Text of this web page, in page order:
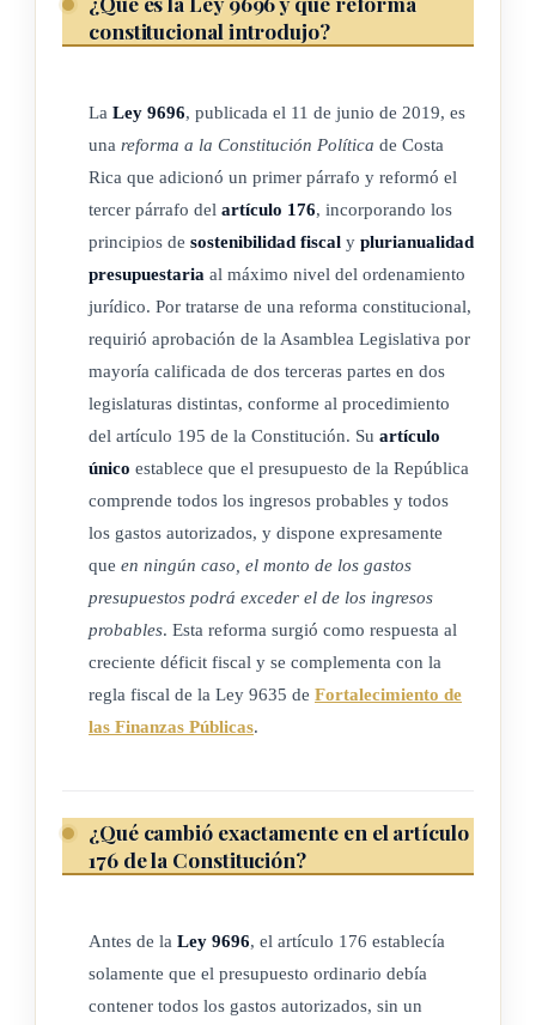
La Administración Pública, en sentido amplio, observará las
reglas anteriores para dictar sus presupuestos.
El presupuesto de la República se emitirá para el término de
un año, del primero de enero al treinta y uno de diciembre.
Rige a partir de su publicación.
Dado en la Presidencia de la República.- San José, a los once
días del mes de junio del año dos mil diecinueve.
constitucional introdujo?
La Ley 9696, publicada el 11 de junio de 2019, es
una reforma a la Constitución Política de Costa
Rica que adicionó un primer párrafo y reformó el
tercer párrafo del artículo 176, incorporando los
principios de sostenibilidad fiscal y plurianualidad
presupuestaria al máximo nivel del ordenamiento
jurídico. Por tratarse de una reforma constitucional,
requirió aprobación de la Asamblea Legislativa por
mayoría calificada de dos terceras partes en dos
legislaturas distintas, conforme al procedimiento
del artículo 195 de la Constitución. Su artículo
único establece que el presupuesto de la República
comprende todos los ingresos probables y todos
los gastos autorizados, y dispone expresamente
que en ningún caso, el monto de los gastos
presupuestos podrá exceder el de los ingresos
probables. Esta reforma surgió como respuesta al
creciente déficit fiscal y se complementa con la
regla fiscal de la Ley 9635 de Fortalecimiento de
las Finanzas Públicas.
¿Qué cambió exactamente en el artículo
176 de la Constitución?
Antes de la Ley 9696, el artículo 176 establecía
solamente que el presupuesto ordinario debía
contener todos los gastos autorizados, sin un